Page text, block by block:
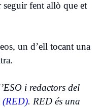
seguir fent allò que et
un d’ell tocant una
i redactors del
(RED). RED és una